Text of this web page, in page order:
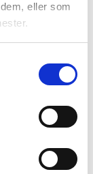
eller som
- -
-9
-29
2023-12